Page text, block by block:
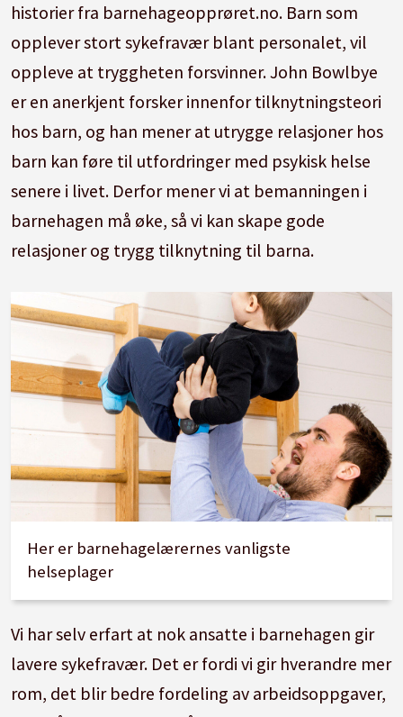
historier fra barnehageopprøret.no. Barn som
opplever stort sykefravær blant personalet, vil
oppleve at tryggheten forsvinner. John Bowlbye
er en anerkjent forsker innenfor tilknytningsteori
hos barn, og han mener at utrygge relasjoner hos
barn kan føre til utfordringer med psykisk helse
senere i livet. Derfor mener vi at bemanningen i
barnehagen må øke, så vi kan skape gode
relasjoner og trygg tilknytning til barna.
Her er barnehagelærernes vanligste
helseplager
Vi har selv erfart at nok ansatte i barnehagen gir
lavere sykefravær. Det er fordi vi gir hverandre mer
rom, det blir bedre fordeling av arbeidsoppgaver,